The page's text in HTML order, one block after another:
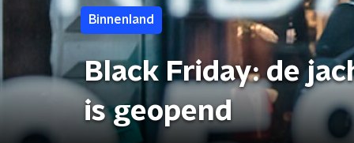
Binnenland
Black Friday: de
is geopend